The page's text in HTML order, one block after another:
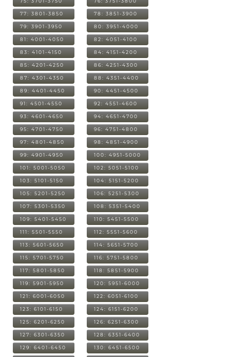
77: 3801-3850 78: 3851-3900
79: 3901-3950 80: 3951-4000
81: 4001-4050 82: 4051-4100
83: 4101-4150 84: 4151-4200
85: 4201-4250 86: 4251-4300
87: 4301-4350 88: 4351-4400
89: 4401-4450 90: 4451-4500
91: 4501-4550 92: 4551-4600
93: 4601-4650 94: 4651-4700
95: 4701-4750 96: 4751-4800
97: 4801-4850 98: 4851-4900
99: 4901-4950 100: 4951-5000
101: 5001-5050 102: 5051-5100
103: 5101-5150 104: 5151-5200
105: 5201-5250 106: 5251-5300
107: 5301-5350 108: 5351-5400
109: 5401-5450 110: 5451-5500
111: 5501-5550 112: 5551-5600
113: 5601-5650 114: 5651-5700
115: 5701-5750 116: 5751-5800
117: 5801-5850 118: 5851-5900
119: 5901-5950 120: 5951-6000
121: 6001-6050 122: 6051-6100
123: 6101-6150 124: 6151-6200
125: 6201-6250 126: 6251-6300
127: 6301-6350 128: 6351-6400
129: 6401-6450 130: 6451-6500